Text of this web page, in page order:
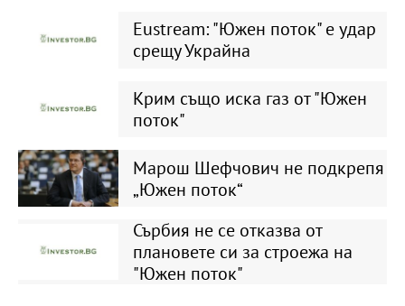
Eustream: "Южен поток" е удар
срещу Украйна
Крим също иска газ от "Южен
поток"
Марош Шефчович не подкрепя
„Южен поток“
Сърбия не се отказва от
плановете си за строежа на
"Южен поток"